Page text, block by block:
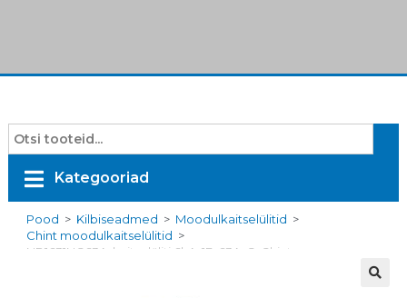
Kategooriad
Pood > Kilbiseadmed > Moodulkaitselülitid >
Chint moodulkaitselülitid >
NB1631NC63A, kaitselüliti 6kA, 1F, 63A, C, Chint